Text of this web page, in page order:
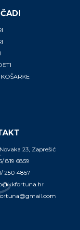
23, Zaprešić
819 6859
250 4857